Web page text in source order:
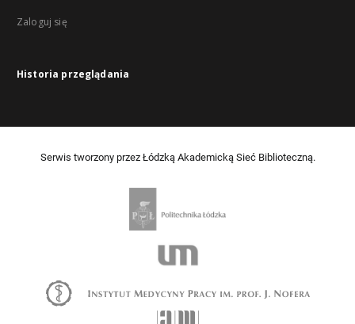
Zaloguj się
Historia przeglądania
Serwis tworzony przez Łódzką Akademicką Sieć Biblioteczną.